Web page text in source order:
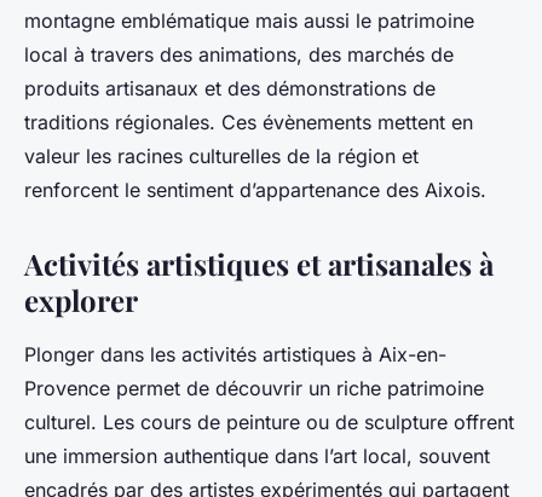
montagne emblématique mais aussi le patrimoine
local à travers des animations, des marchés de
produits artisanaux et des démonstrations de
traditions régionales. Ces évènements mettent en
valeur les racines culturelles de la région et
renforcent le sentiment d’appartenance des Aixois.
Activités artistiques et artisanales à
explorer
Plonger dans les activités artistiques à Aix-en-
Provence permet de découvrir un riche patrimoine
culturel. Les cours de peinture ou de sculpture offrent
une immersion authentique dans l’art local, souvent
encadrés par des artistes expérimentés qui partagent